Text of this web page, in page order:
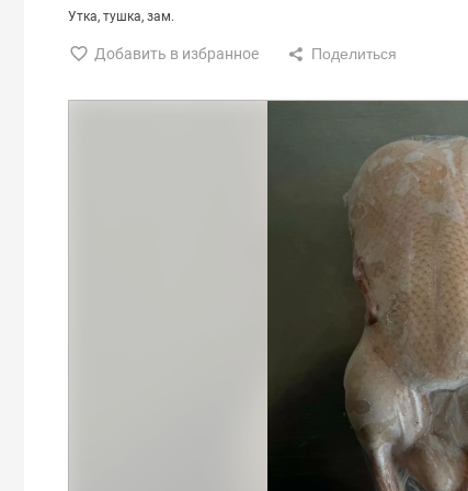
Утка тушка зам.
Добавить в избранное